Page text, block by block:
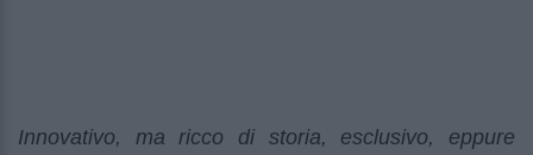
Innovativo, ma ricco di storia, esclusivo, eppure